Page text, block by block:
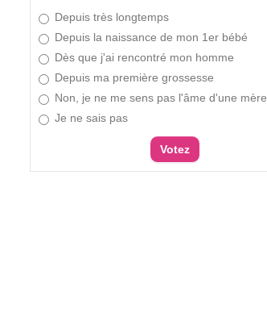
Depuis très longtemps
Depuis la naissance de mon 1er bébé
Dès que j'ai rencontré mon homme
Depuis ma première grossesse
Non, je ne me sens pas l'âme d'une mère
Je ne sais pas